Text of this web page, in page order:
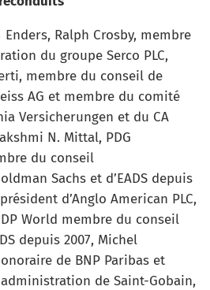
Enders, Ralph Crosby, membre
du groupe Serco PLC,
membre du conseil de
AG et membre du comité
Versicherungen et du CA
N. Mittal, PDG
du conseil
Sachs et d’EADS depuis
d’Anglo American PLC,
World membre du conseil
depuis 2007, Michel
de BNP Paribas et
de Saint-Gobain,